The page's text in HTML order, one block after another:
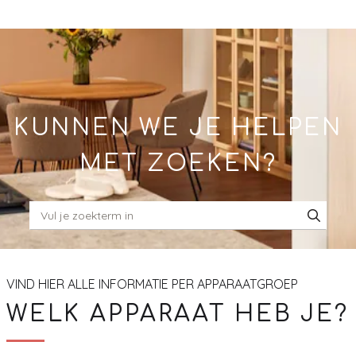
to
KUNNEN WE JE HELPEN
MET ZOEKEN?
VIND HIER ALLE INFORMATIE PER APPARAATGROEP
WELK APPARAAT HEB JE?